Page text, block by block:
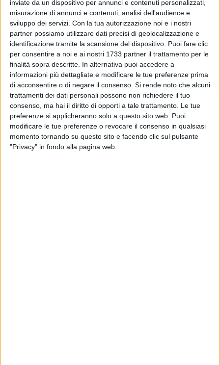
inviate da un dispositivo per annunci e contenuti personalizzati,
misurazione di annunci e contenuti, analisi dell'audience e
sviluppo dei servizi. Con la tua autorizzazione noi e i nostri
partner possiamo utilizzare dati precisi di geolocalizzazione e
identificazione tramite la scansione del dispositivo. Puoi fare clic
per consentire a noi e ai nostri 1733 partner il trattamento per le
finalità sopra descritte. In alternativa puoi accedere a
informazioni più dettagliate e modificare le tue preferenze prima
di acconsentire o di negare il consenso. Si rende noto che alcuni
trattamenti dei dati personali possono non richiedere il tuo
consenso, ma hai il diritto di opporti a tale trattamento. Le tue
preferenze si applicheranno solo a questo sito web. Puoi
modificare le tue preferenze o revocare il consenso in qualsiasi
momento tornando su questo sito e facendo clic sul pulsante
"Privacy" in fondo alla pagina web.
"Molfetta ti Gusto": lacicoria puntarella, ieri, oggi e domani è
la prima edizione dell'iniziativa promossa dall'associazione
Molfettafood, fondata da alcuni ristoranti di Molfetta intenti
a valorizzare e promuovere le tradizioni gastronomiche e i
prodotti tipici del territorio.
Dal 18 marzo al 24 marzoinfatti nei loro locali proporranno
piatti che racchiudono tradizione e innovazione con un
ingrediente principale , la cicoriella puntarella di Molfetta
prossima al marchio IGP.
I locali aderenti sono:
Il Vecchio Gazebo
Sapemore
Cin Cin Bar